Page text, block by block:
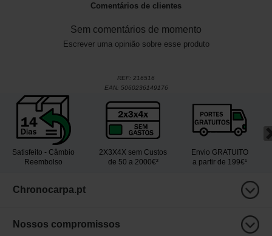
Comentários de clientes
Sem comentários de momento
Escrever uma opinião sobre esse produto
REF: 216516
EAN: 5060236149176
Satisfeito - Câmbio
Reembolso
2X3X4X sem Custos
de 50 a 2000€²
Envio GRATUITO
a partir de 199€¹
Chronocarpa.pt
Nossos compromissos